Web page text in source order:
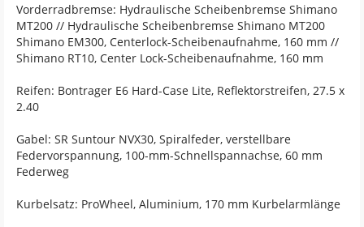
Vorderradbremse: Hydraulische Scheibenbremse Shimano
MT200 // Hydraulische Scheibenbremse Shimano MT200
Shimano EM300, Centerlock-Scheibenaufnahme, 160 mm //
Shimano RT10, Center Lock-Scheibenaufnahme, 160 mm
Reifen: Bontrager E6 Hard-Case Lite, Reflektorstreifen, 27.5 x
2.40
Gabel: SR Suntour NVX30, Spiralfeder, verstellbare
Federvorspannung, 100-mm-Schnellspannachse, 60 mm
Federweg
Kurbelsatz: ProWheel, Aluminium, 170 mm Kurbelarmlänge